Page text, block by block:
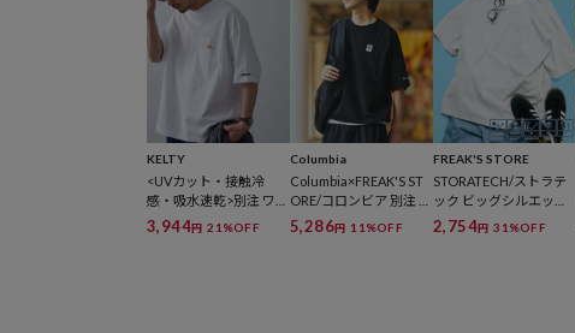
KELTY
<UVカット・接触冷
感・吸水速乾>別注 ワン
ポイント ヴィンテージ
ロゴ クルーネック ポケ
3,944円 21%OFF
Columbia
Columbia×FREAK'S ST
ORE/コロンビア 別注 イ
ンペリアルパーク ユー
ティリティー クルーネ
5,286円 11%OFF
FREAK'S STORE
STORATECH/ストラテ
ック ビッグシルエット
ポケットTシャツ/抗菌/
防臭/制菌/UVカット/接
2,754円 31%OFF